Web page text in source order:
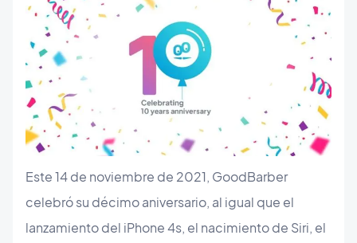
Este 14 de noviembre de 2021, GoodBarber
celebró su décimo aniversario, al igual que el
lanzamiento del iPhone 4s, el nacimiento de Siri, el